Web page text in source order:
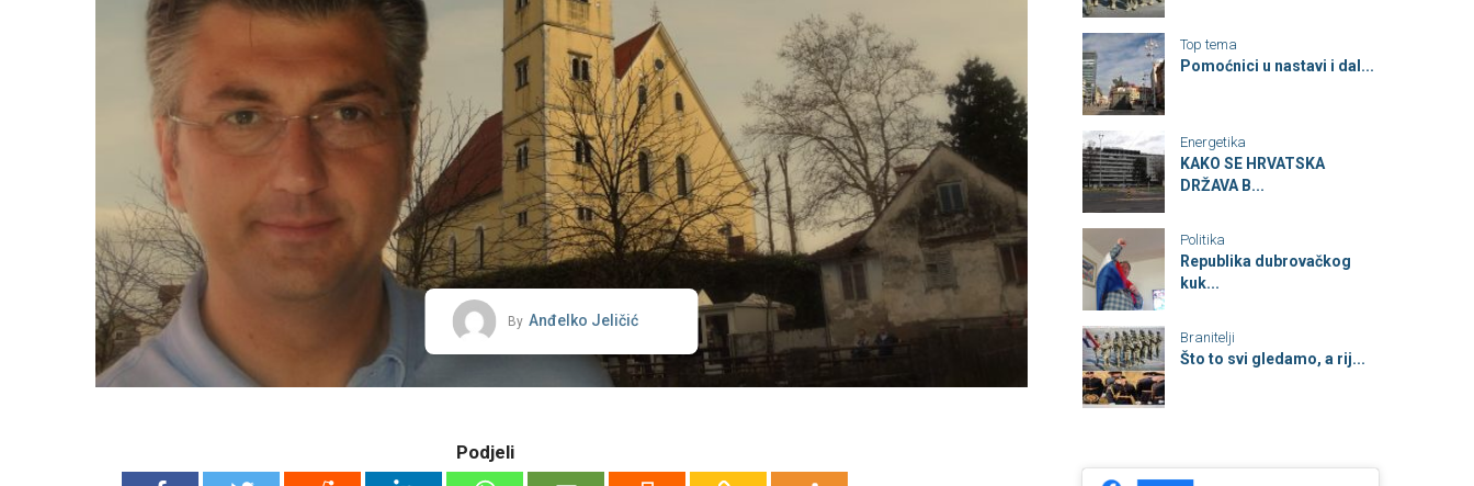
By Anđelko Jeličić
Podjeli
Top tema
Pomoćnici u nastavi i dal...
Energetika
KAKO SE HRVATSKA
DRŽAVA B...
Politika
Republika dubrovačkog
kuk...
Branitelji
Što to svi gledamo, a rij...